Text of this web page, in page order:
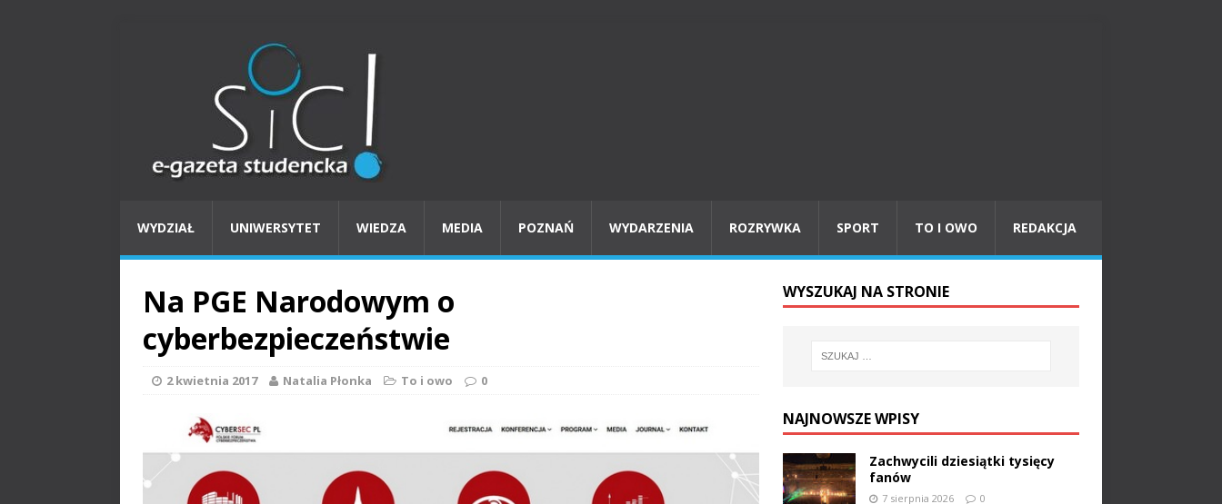
WYDZIAŁ UNIWERSYTET WIEDZA MEDIA POZNAŃ WYDARZENIA ROZRYWKA SPORT TO I OWO REDAKCJA
Na PGE Narodowym o
cyberbezpieczeństwie
2 kwietnia 2017 Natalia Płonka To i owo 0
WYSZUKAJ NA STRONIE
NAJNOWSZE WPISY
Zachwycili dziesiątki tysięcy
fanów
7 sierpnia 2026 0